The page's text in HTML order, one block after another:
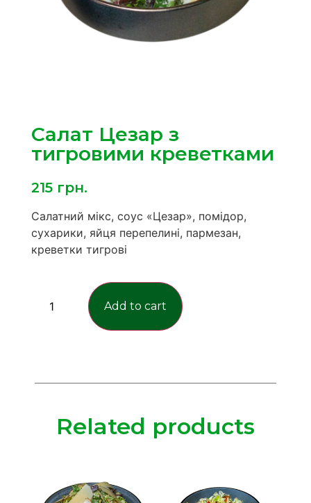
Салат Цезар з
тигровими креветками
215 грн.
Салатний мікс, соус «Цезар», помідор,
сухарики, яйця перепелині, пармезан,
креветки тигрові
Add to cart
Related products